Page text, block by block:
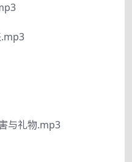
与礼物.mp3